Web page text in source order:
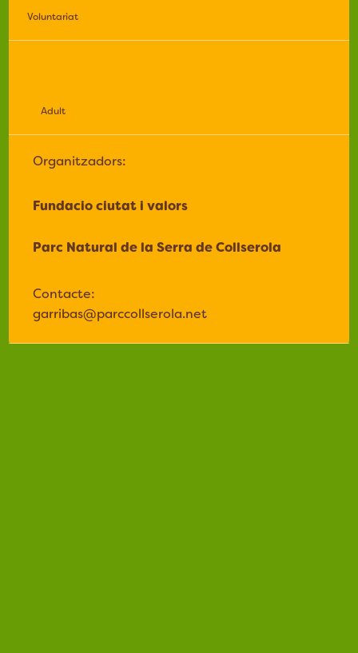
Voluntariat
Adult
Organitzadors:
Fundacio ciutat i valors
Parc Natural de la Serra de Collserola
Contacte:
garribas@parccollserola.net